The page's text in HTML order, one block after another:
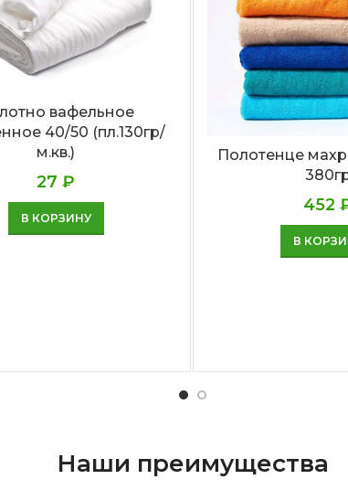
вафельное
40/50 (пл.130гр/
м.кв.)
27₽
В КОРЗИНУ
Полотенце
452
В
Наши преимущества